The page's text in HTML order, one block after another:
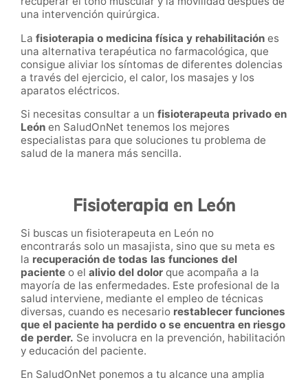
una intervención quirúrgica.
La fisioterapia o medicina física y rehabilitación es
una alternativa terapéutica no farmacológica, que
consigue aliviar los síntomas de diferentes dolencias
a través del ejercicio, el calor, los masajes y los
aparatos eléctricos.
Si necesitas consultar a un fisioterapeuta privado en
León en SaludOnNet tenemos los mejores
especialistas para que soluciones tu problema de
salud de la manera más sencilla.
Fisioterapia en León
Si buscas un fisioterapeuta en León no
encontrarás solo un masajista, sino que su meta es
la recuperación de todas las funciones del
paciente o el alivio del dolor que acompaña a la
mayoría de las enfermedades. Este profesional de la
salud interviene, mediante el empleo de técnicas
diversas, cuando es necesario restablecer funciones
que el paciente ha perdido o se encuentra en riesgo
de perder. Se involucra en la prevención, habilitación
y educación del paciente.
En SaludOnNet ponemos a tu alcance una amplia